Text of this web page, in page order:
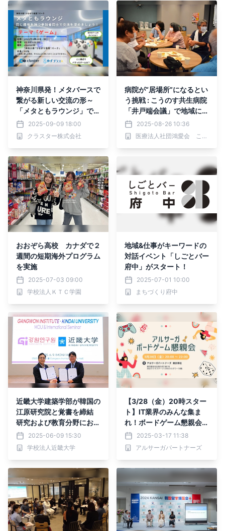
神奈川県発！メタバースで
繋がる新しい交流の形～
「メタともラウンジ」で新
たな出会いと発見を提供～
2025-09-09 18:00
クラスター株式会社
病院が“居場所”になるとい
う挑戦 : こうのす共生病院
「井戸端会議」で地域にひ
らかれた空間を創出
2025-08-26 10:36
医療法人社団鴻愛会 こうのす共生病院
おおぞら高校 カナダで２
週間の短期海外プログラム
を実施
2025-07-03 09:00
学校法人ＫＴＣ学園
地域&仕事がキーワードの
対話イベント「しごとバー
府中」がスタート！
2025-07-01 10:00
まちづくり府中
近畿大学建築学部が韓国の
江原研究院と覚書を締結
研究および教育分野におけ
る協力関係の発展を目指し
連携を強化
2025-06-09 15:30
学校法人近畿大学
【3/28（金）20時スター
ト】IT業界のみんな集ま
れ！ボードゲーム懇親会を
開催（参加無料）
2025-03-17 11:38
アルサーガパートナーズ